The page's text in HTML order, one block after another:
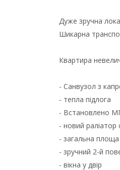
Дуже зручна
Шикарна
Квартира
- Санвузол з
- тепла підлога
- Встановлено
- новий раліатор
- загальна
- зручний 2-й
- вікна у двір